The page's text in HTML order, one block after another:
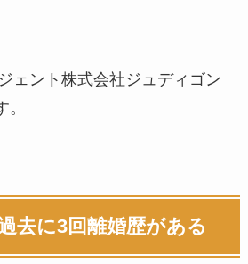
ェント株式会社ジュディゴン
去に3回離婚歴がある